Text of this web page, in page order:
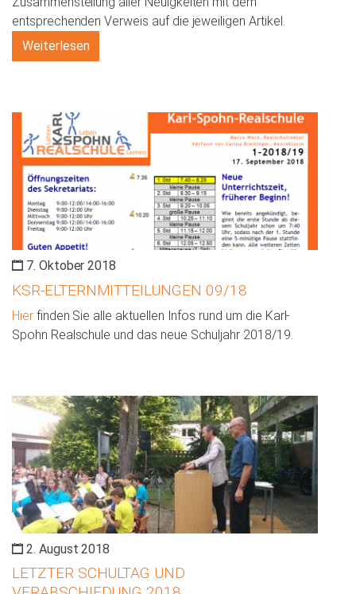
entsprechenden Verweis auf die jeweiligen Artikel.
Weiterlesen
7. Oktober 2018
KSR-ELTERNMITTEILUNGEN 09/18
Hierfinden Sie alle aktuellen Infos rund um die Karl-
Spohn Realschule und das neue Schuljahr 2018/19.
2. August 2018
LETZTER SCHULTAG UND